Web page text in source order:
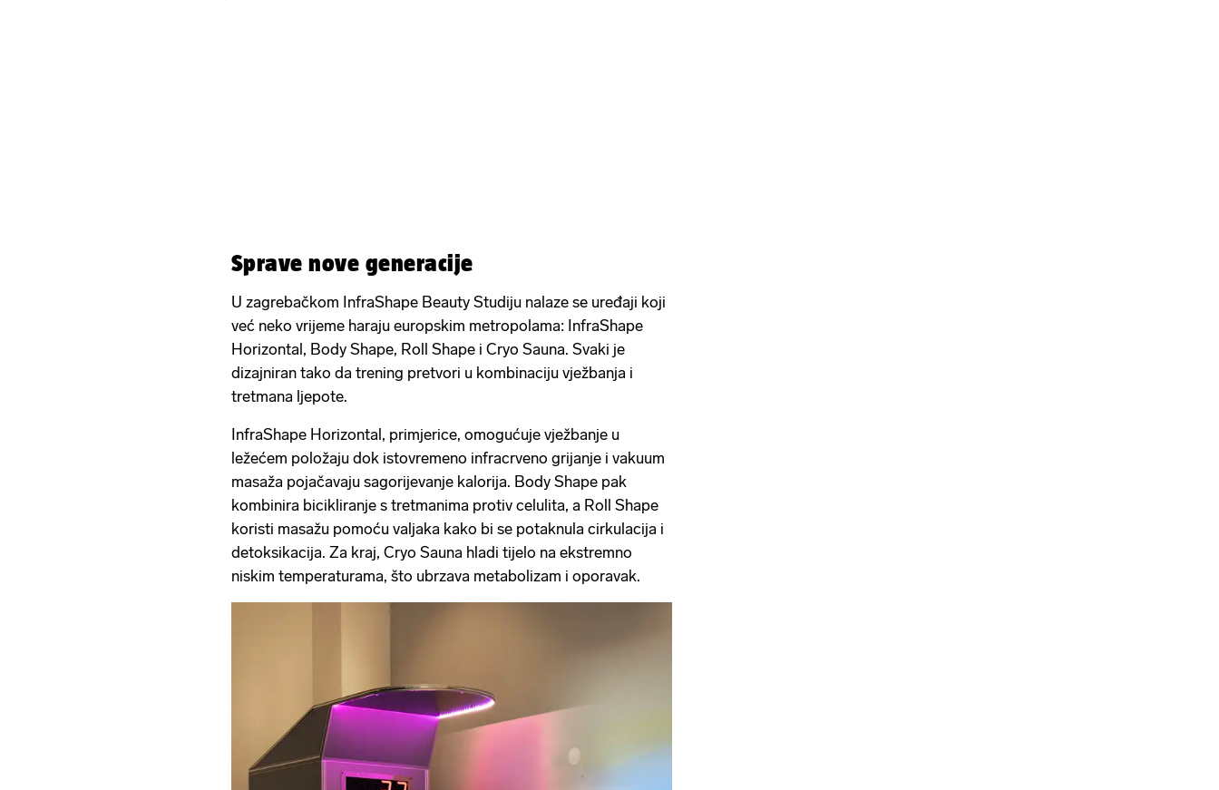
Sprave nove generacije
U zagrebačkom InfraShape Beauty Studiju nalaze se uređaji koji
već neko vrijeme haraju europskim metropolama: InfraShape
Horizontal, Body Shape, Roll Shape i Cryo Sauna. Svaki je
dizajniran tako da trening pretvori u kombinaciju vježbanja i
tretmana ljepote.
InfraShape Horizontal, primjerice, omogućuje vježbanje u
ležećem položaju dok istovremeno infracrveno grijanje i vakuum
masaža pojačavaju sagorijevanje kalorija. Body Shape pak
kombinira bicikliranje s tretmanima protiv celulita, a Roll Shape
koristi masažu pomoću valjaka kako bi se potaknula cirkulacija i
detoksikacija. Za kraj, Cryo Sauna hladi tijelo na ekstremno
niskim temperaturama, što ubrzava metabolizam i oporavak.